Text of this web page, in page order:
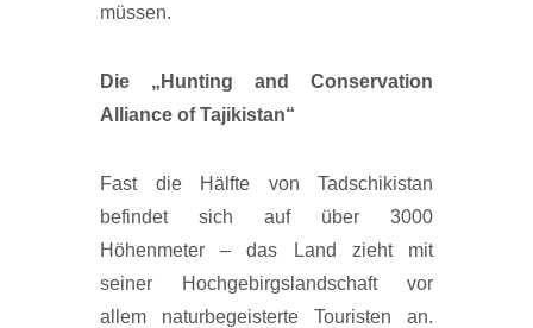
müssen.
Die „Hunting and Conservation
Alliance of Tajikistan“
Fast die Hälfte von Tadschikistan
befindet sich auf über 3000
Höhenmeter – das Land zieht mit
seiner Hochgebirgslandschaft vor
allem naturbegeisterte Touristen an.